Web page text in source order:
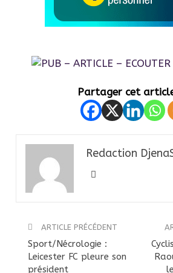
Partager cet
Redaction
ARTICLE PRÉCÉDENT
Sport/Nécrologie :
Leicester FC pleure son
président